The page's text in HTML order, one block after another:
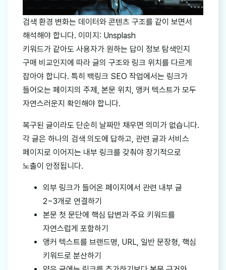
검색 환경 변화는 데이터와 콘텐츠 구조를 같이 보면서
해석해야 합니다. 이미지: Unsplash
키워드가 같아도 사용자가 원하는 답이 정보 탐색인지
구매 비교인지에 따라 글의 구조와 링크 위치를 다르게
잡아야 합니다. 특히 백링크 SEO 작업에서는 링크가
들어오는 페이지의 주제, 본문 위치, 앵커 텍스트가 모두
자연스러운지 확인해야 합니다.
복구된 글이라도 단순히 날짜만 채우면 의미가 없습니다.
각 글은 하나의 검색 의도에 답하고, 관련 글과 서비스
페이지로 이어지는 내부 링크를 갖춰야 장기적으로
노출이 안정됩니다.
외부 링크가 들어온 페이지에서 관련 내부 글
2~3개로 연결하기
본문 첫 문단에 핵심 답변과 주요 키워드를
자연스럽게 포함하기
앵커 텍스트를 브랜드명, URL, 일반 문장형, 핵심
키워드로 분산하기